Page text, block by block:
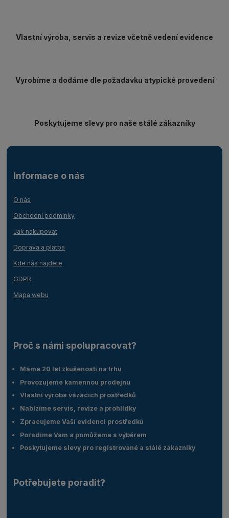
Vlastní výroba, servis a revize včetně vedení evidence
Vyrobíme a dodáme dle požadavku atypické provedení
Poskytujeme slevy pro naše stálé zákazníky
Informace o nás
O nás
Obchodní podmínky
Jak nakupovat
Doprava a platba
Kde nás najdete
GDPR
Mapa webu
Proč s námi spolupracovat?
Máme 20 let zkušeností na trhu
Provozujeme kamennou prodejnu
Vlastní výroba vázacích prostředků
Nabízíme servis, revize a prohlídky
Zpracujeme Vaší evidenci prostředků
Poradíme Vám a pomůžeme s výběrem
Poskytujeme slevy pro registrované a stálé zákazníky
Potřebujete poradit?